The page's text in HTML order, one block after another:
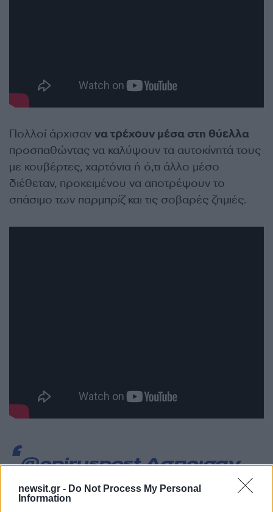
newsit.gr - Do Not Process My Personal
Information
Πολλοί άρχισαν να τρέχουν μέσα στη θύελλα
προσπαθώντας να καλύψουν τα αυτοκίνητά τους
με κουβέρτες, χαρτόνια ή ό,τι άλλο μέσο
διέθεταν, προκειμένου να αποτρέψουν το
σπάσιμο των παρμπρίζ και τις σοβαρές ζημιές.
@epiruspostΑσπρισαν
από το χαλάζι στην
Πεδινή